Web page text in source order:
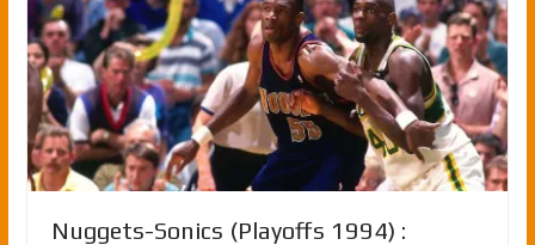
Nuggets-Sonics (Playoffs 1994) :